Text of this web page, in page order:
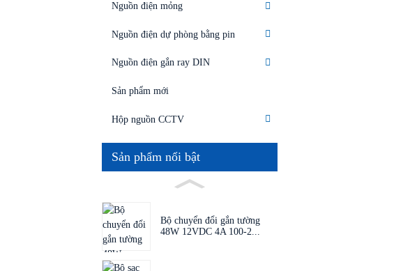
Nguồn điện mỏng
Nguồn điện dự phòng bằng pin
Nguồn điện gắn ray DIN
Sản phẩm mới
Hộp nguồn CCTV
Sản phẩm nổi bật
Bộ chuyển đổi gắn tường
48W 12VDC 4A 100-2...